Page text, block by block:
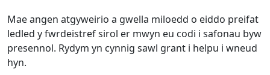
Mae angen atgyweirio a gwella miloedd o eiddo preifat
ledled y fwrdeistref sirol er mwyn eu codi i safonau byw
presennol. Rydym yn cynnig sawl grant i helpu i wneud
hyn.